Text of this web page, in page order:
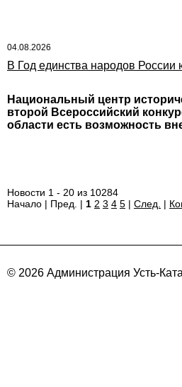
04.08.2026
В Год единства народов России
Национальный центр
второй Всероссийский
области есть возможность
Новости 1 - 20 из 10284
Начало | Пред. | 1 2 3 4 5 | След. |
© 2026 Администрация Усть-